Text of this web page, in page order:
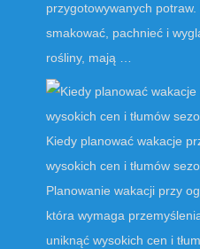
przygotowywanych
smakować, pachnieć i
rośliny, mają …
Kiedy planować wakacje
wysokich cen i tłumów
Planowanie wakacji przy
która wymaga
uniknąć wysokich cen i